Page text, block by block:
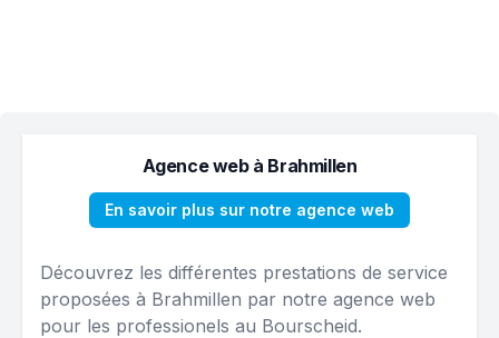
Agence web à Brahmillen
En savoir plus sur notre agence web
Découvrez les différentes prestations de service
proposées à Brahmillen par notre agence web
pour les professionels au Bourscheid.